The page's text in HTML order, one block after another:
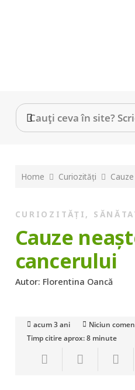
Home Curiozități
CURIOZITĂȚI ,
Cauze
cancerului
Autor: Florentina Oancă
acum 3 ani
Niciun
Timp citire aprox: 8 minute